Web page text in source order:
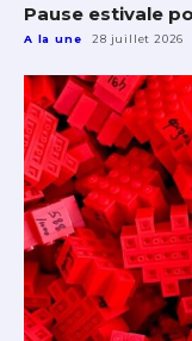
Pause estivale
A la une 28 juillet 2026